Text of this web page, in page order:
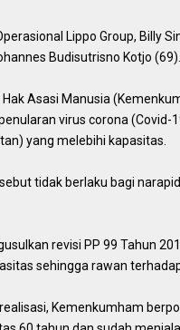
Lippo Group, Billy
Budisutrisno Kotjo (69).
Asasi Manusia
virus corona (Covid-
yang melebihi kapasitas.
tidak berlaku bagi
revisi PP 99 Tahun
sehingga rawan
Kemenkumham